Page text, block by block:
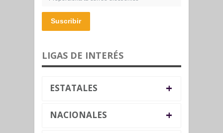
Suscribir
LIGAS DE INTERÉS
ESTATALES +
NACIONALES +